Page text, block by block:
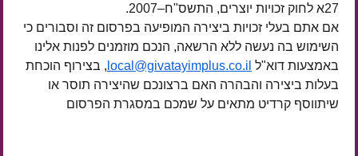
27א לחוק זכויות יוצרים, התשס"ח–2007.
אם אתם בעלי זכויות ביצירה המופיעה בפרסום זה וסבורים כי
השימוש בה נעשה ללא הרשאה, הנכם מוזמנים לפנות אלינו
באמצעות דוא"ל local@givatayimplus.co.il , בצירוף הוכחת
בעלות ביצירה והבהרה האם ברצונכם שהיצירה תוסר או
שיתווסף קרדיט מתאים על שמכם במסגרת הפרסום